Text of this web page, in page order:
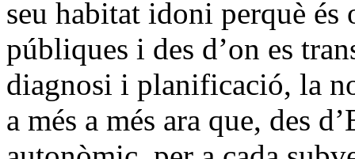
seu habitat idoni perquè és
públiques i des d’on es
diagnosi i planificació, la
a més a més ara que, des